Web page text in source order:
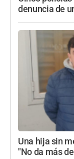
denuncia de
Una hija sin
"No da más